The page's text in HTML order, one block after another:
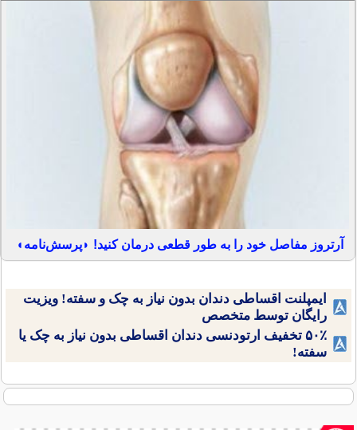
آرتروز مفاصل خود را به طور قطعی درمان کنید! ◗پرسش‌نامه◖
ایمپلنت اقساطی دندان بدون نیاز به چک و سفته! ویزیت
رایگان توسط متخصص
۵۰٪ تخفیف ارتودنسی دندان اقساطی بدون نیاز به چک یا
سفته!